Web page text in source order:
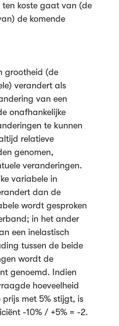
koste gaat van (de
de komende
grootheid (de
verandert als
van een
onafhankelijke
te kunnen
relatieve
genomen,
veranderingen.
variabele in
dan de
wordt gesproken
in het ander
een inelastisch
tussen de beide
wordt de
genoemd. Indien
hoeveelheid
met 5% stijgt, is
-10% / +5% = -2.